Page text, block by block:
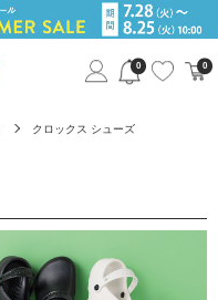
0 0
クロックス シューズ